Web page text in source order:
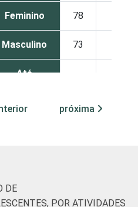
Feminino 78
Masculino 73
Até
mais
próxima
DE
POR ATIVIDADES